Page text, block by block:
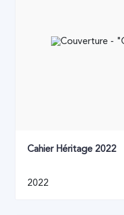
Cahier Héritage 2022
2022